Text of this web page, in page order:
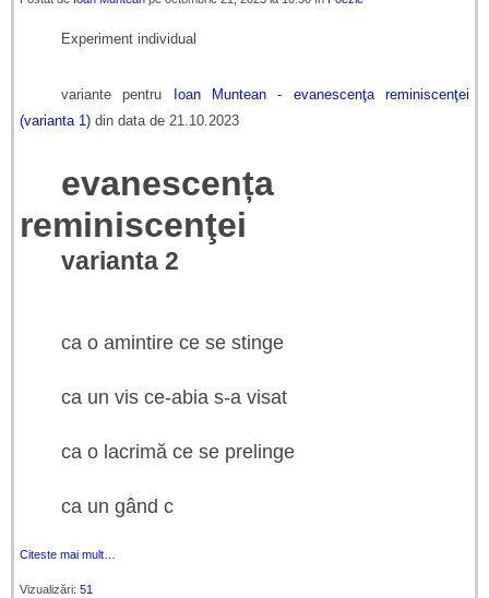
Experiment individual
variante pentru
Ioan Muntean - evanescenţa reminiscenţei
(varianta 1) din data de 21.10.2023
evanescența
reminiscenţei
varianta 2
ca o amintire ce se stinge
ca un vis ce-abia s-a visat
ca o lacrimă ce se prelinge
ca un gând c
Citeste mai mult…
Vizualizări: 51